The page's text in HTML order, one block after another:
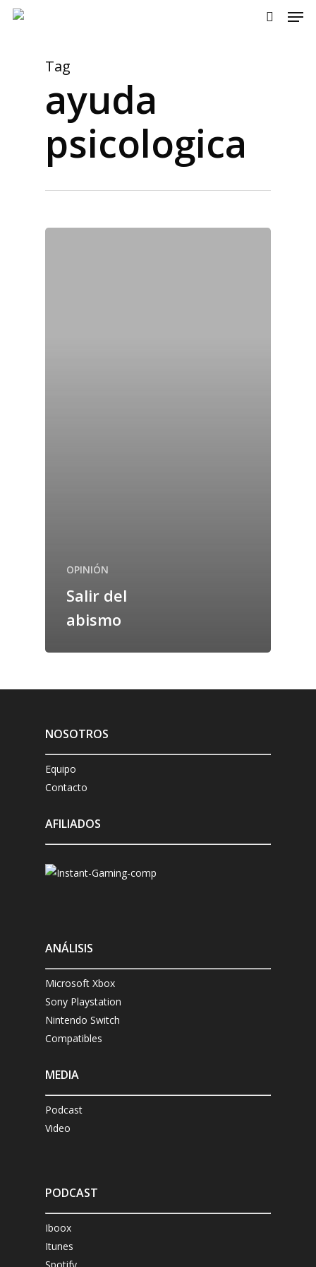
Skip
Tag
ayuda
psicologica
OPINIÓN
Salir del
abismo
NOSOTROS
Equipo
Contacto
AFILIADOS
ANÁLISIS
Microsoft Xbox
Sony Playstation
Nintendo Switch
Compatibles
MEDIA
Podcast
Video
PODCAST
Iboox
Itunes
Spotify